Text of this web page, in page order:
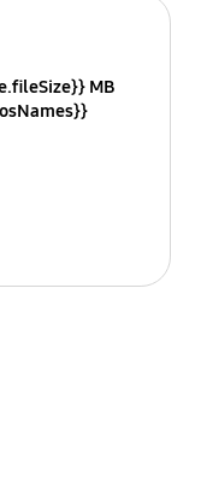
MB